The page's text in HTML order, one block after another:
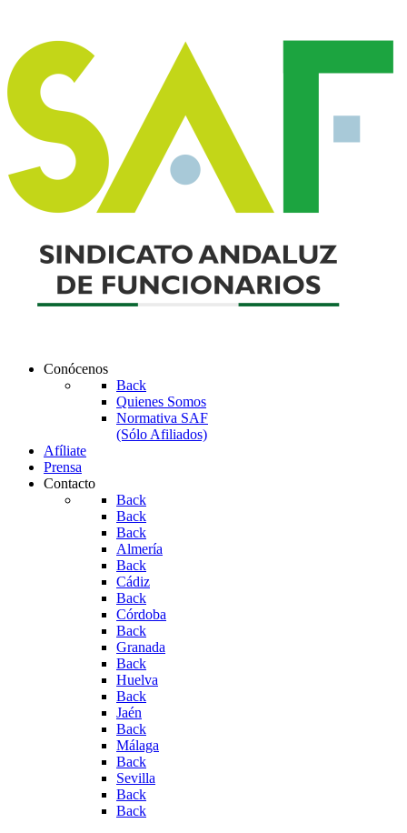
Conócenos
Back
Quienes Somos
Normativa SAF
(Sólo Afiliados)
Afíliate
Prensa
Contacto
Back
Back
Back
Almería
Back
Cádiz
Back
Córdoba
Back
Granada
Back
Huelva
Back
Jaén
Back
Málaga
Back
Sevilla
Back
Back